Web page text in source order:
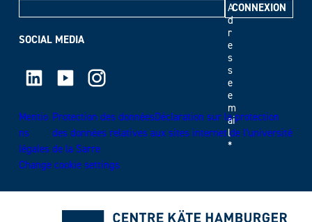
A
d
r
e
s
s
e
e
m
ai
l
*
SOCIAL MEDIA
LinkedIn Youtube Instagram
Mentio
ns
légales
Protection des donnéesDéclaration sur la protection
des données relatives aux sites internet de l’université
de la Sarre
Change cookie settings